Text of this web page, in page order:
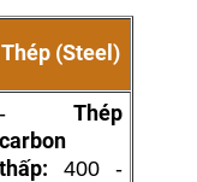
Thép (Steel)
- Thép
carbon
thấp: 400 -